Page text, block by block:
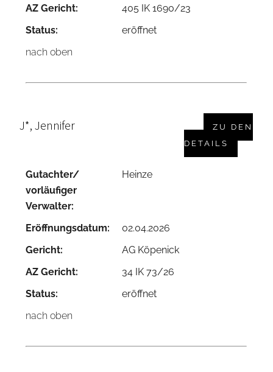
AZ Gericht:
405 IK 1690/23
Status:
eröffnet
nach oben
J*, Jennifer
ZU DEN
DETAILS
Gutachter/
vorläufiger
Verwalter:
Heinze
Eröffnungsdatum:
02.04.2026
Gericht:
AG Köpenick
AZ Gericht:
34 IK 73/26
Status:
eröffnet
nach oben